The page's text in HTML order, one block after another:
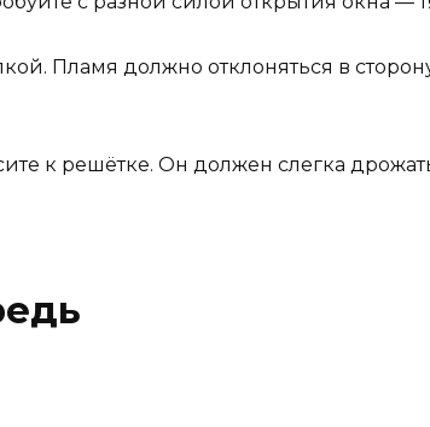
Пламя должно отклоняться в
к решётке. Он должен слегка